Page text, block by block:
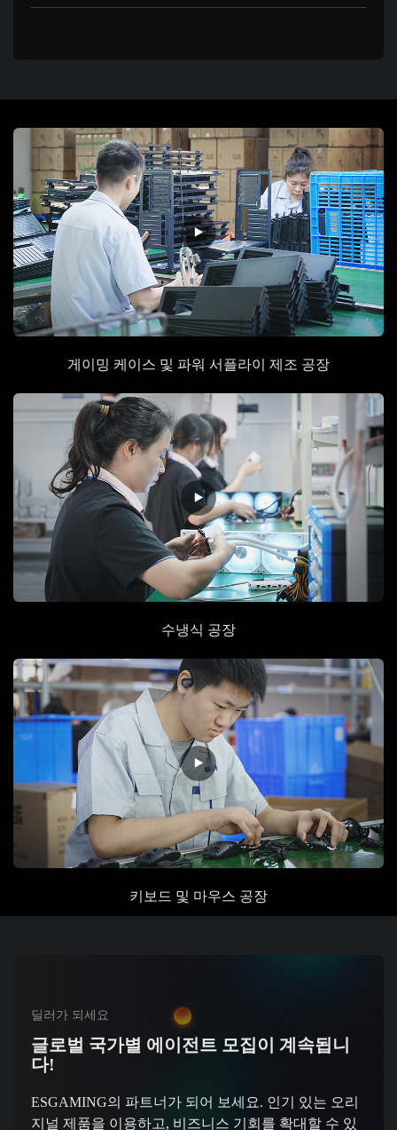
게이밍 케이스 및 파워 서플라이 제조 공장
수냉식 공장
키보드 및 마우스 공장
딜러가 되세요
글로벌 국가별 에이전트 모집이 계속됩니
다!
ESGAMING의 파트너가 되어 보세요. 인기 있는 오리
지널 제품을 이용하고, 비즈니스 기회를 확대할 수 있